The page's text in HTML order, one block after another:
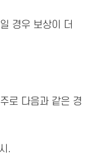
경우 보상이 더
로 다음과 같은 경
.